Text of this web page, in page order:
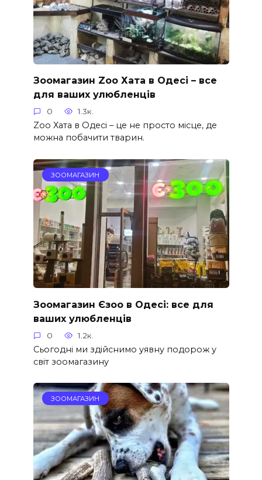
Зоомагазин Zoo Хата в Одесі – все
для ваших улюбленців
0 1.3к.
Zoo Хата в Одесі – це не просто місце, де
можна побачити тварин.
ЗООМАГАЗИН
Зоомагазин Єзоо в Одесі: все для
ваших улюбленців
0 1.2к.
Сьогодні ми здійснимо уявну подорож у
світ зоомагазину
ЗООМАГАЗИН